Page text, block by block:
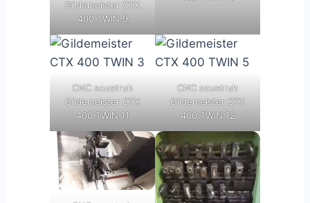
Gildemeister CTX
400 TWIN 9
CNC soustruh
Gildemeister CTX
400 TWIN 11
CNC soustruh
Gildemeister CTX
400 TWIN 12